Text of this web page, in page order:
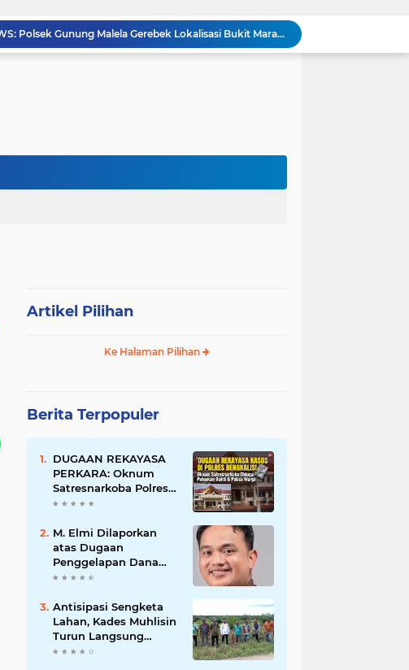
BREAKING NEWS: Polsek Gunung Malela Gerebek Lokalisasi Bukit Maraja, Dua Perempuan Menangis Saat Diciduk Bersama Sabu
Meneguhkan Jati Diri Patambor Indonesia. PATAMBOR INDONESIA Akan Gelar RAKERNAS II Di Jakarta.
REKAMAN PEMERIKSAAN BUKTI: Oknum Satresnarkoba Polres Bengkalis Diduga Seret Warga Tak di TKP, Palsukan Barang Bukti & Waktu Penangkapan.
Artikel Pilihan
Ke Halaman Pilihan
Berita Terpopuler
DUGAAN REKAYASA
PERKARA: Oknum
Satresnarkoba Polres
Bengkalis Diduga
Hingga Paksa Warga
Hadir di TKP
M. Elmi Dilaporkan
atas Dugaan
Penggelapan Dana
Pensiunan Guru dan
Pastikan Proses
Hukum Berjalan
Antisipasi Sengketa
Lahan, Kades Muhlisin
Turun Langsung
Tinjau Batas Wilayah